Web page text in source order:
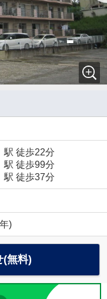
駅 徒歩22分
駅 徒歩99分
駅 徒歩37分
)
(無料)